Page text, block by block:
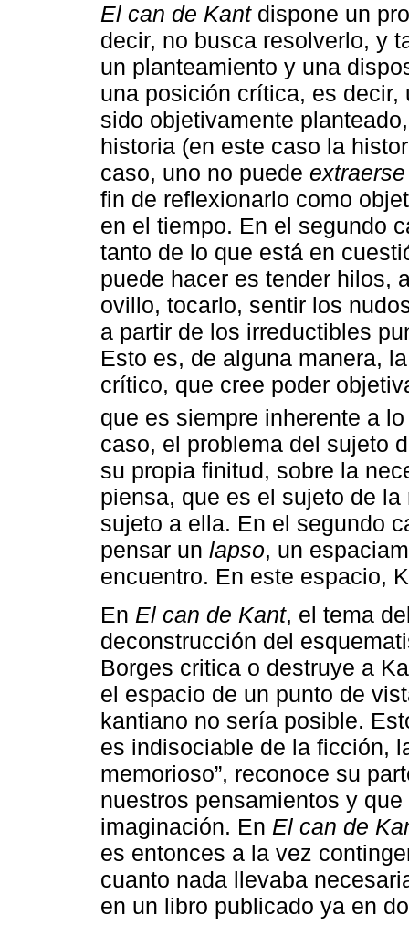
El can de Kantdispone un
decir, no busca resolverlo, y
un planteamiento y una
una posición crítica, es
sido objetivamente
historia (en este caso la
caso, uno no puede extraerse
fin de reflexionarlo como
en el tiempo. En el segundo
tanto de lo que está en
puede hacer es tender hilos,
ovillo, tocarlo, sentir los
a partir de los irreductibles
Esto es, de alguna manera,
crítico, que cree poder
que es siempre inherente a
caso, el problema del sujeto
su propia finitud, sobre la
piensa, que es el sujeto de
sujeto a ella. En el segundo
pensar un lapso, un
encuentro. En este espacio,
En El can de Kant, el tema
deconstrucción del
Borges critica o destruye a
el espacio de un punto de
kantiano no sería posible.
es indisociable de la ficción,
memorioso”, reconoce su
nuestros pensamientos y
imaginación. En El can de
es entonces a la vez
cuanto nada llevaba
en un libro publicado ya en